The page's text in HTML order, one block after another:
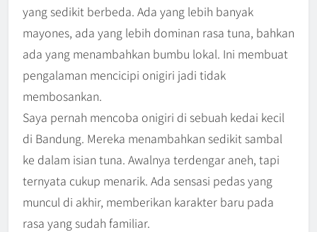
yang sedikit berbeda. Ada yang lebih banyak
mayones, ada yang lebih dominan rasa tuna, bahkan
ada yang menambahkan bumbu lokal. Ini membuat
pengalaman mencicipi onigiri jadi tidak
membosankan.
Saya pernah mencoba onigiri di sebuah kedai kecil
di Bandung. Mereka menambahkan sedikit sambal
ke dalam isian tuna. Awalnya terdengar aneh, tapi
ternyata cukup menarik. Ada sensasi pedas yang
muncul di akhir, memberikan karakter baru pada
rasa yang sudah familiar.